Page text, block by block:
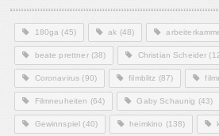
180ga (45) ak (48)
beate prettner(38) Christian Scheider
Coronavirus (90) filmblitz (87)
Filmneuheiten (64) Gaby Schaunig (43)
Gewinnspiel (40) heimkino (138)